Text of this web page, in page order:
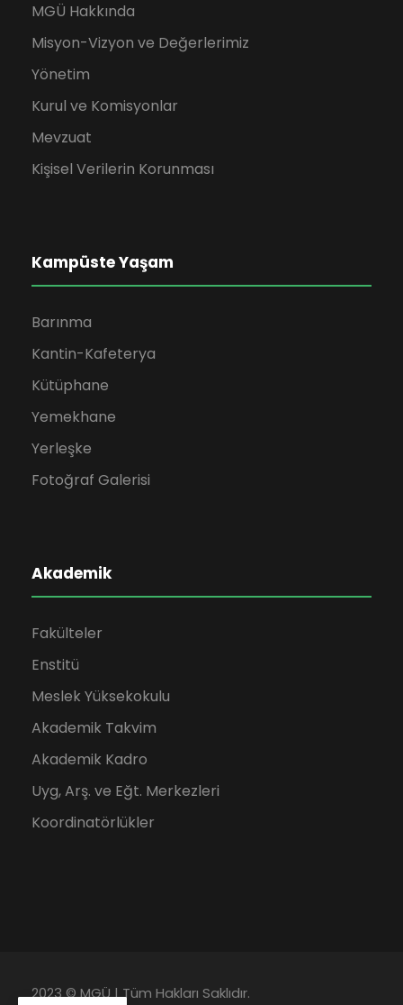
MGÜ Hakkında
Misyon-Vizyon ve Değerlerimiz
Yönetim
Kurul ve Komisyonlar
Mevzuat
Kişisel Verilerin Korunması
Kampüste Yaşam
Barınma
Kantin-Kafeterya
Kütüphane
Yemekhane
Yerleşke
Fotoğraf Galerisi
Akademik
Fakülteler
Enstitü
Meslek Yüksekokulu
Akademik Takvim
Akademik Kadro
Uyg, Arş. ve Eğt. Merkezleri
Koordinatörlükler
2023 © MGÜ | Tüm Hakları Saklıdır.